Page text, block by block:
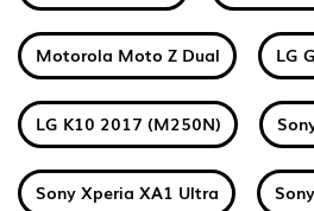
Motorola Moto Z Dual LG
LG K10 2017 (M250N)
Sony Xperia XA1 Ultra